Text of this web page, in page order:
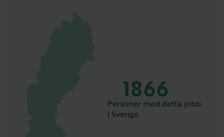
1866
Personer med detta jobb
i Sverige